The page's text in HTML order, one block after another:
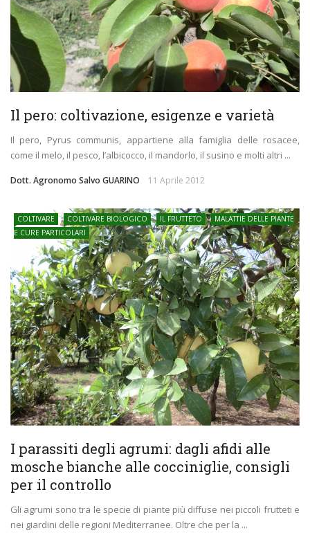
Il pero: coltivazione, esigenze e varietà
Il pero, Pyrus communis, appartiene alla famiglia delle rosacee,
come il melo, il pesco, l’albicocco, il mandorlo, il susino e molti altri ...
Dott. Agronomo Salvo GUARINO 11 Aprile 2012
COLTIVARE COLTIVARE BIOLOGICO IL FRUTTETO
MALATTIE DELLE PIANTE
E CURE PARTICOLARI
I parassiti degli agrumi: dagli afidi alle
mosche bianche alle cocciniglie, consigli
per il controllo
Gli agrumi sono tra le specie di piante più diffuse nei piccoli frutteti e
nei giardini delle regioni Mediterranee. Oltre che per la ...